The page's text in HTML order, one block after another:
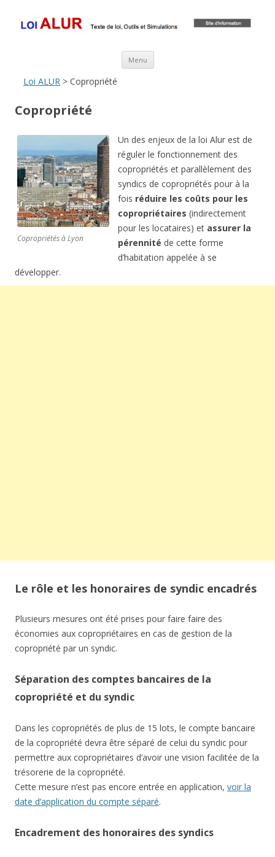
Loi ALUR
ALUR
Menu Aller au contenu principal
Loi ALUR > Copropriété
Copropriété
Copropriétés à Lyon
Un des enjeux de la loi Alur est de
réguler le fonctionnement des
copropriétés et parallèlement des
syndics de copropriétés pour à la
fois réduire les coûts pour les
copropriétaires (indirectement
pour les locataires) et assurer la
pérennité de cette forme
d’habitation appelée à se
développer.
Le rôle et les honoraires de syndic encadrés
Plusieurs mesures ont été prises pour faire faire des
économies aux copropriétaires en cas de gestion de la
copropriété par un syndic.
Séparation des comptes bancaires de la
copropriété et du syndic
Dans les copropriétés de plus de 15 lots, le compte bancaire
de la copropriété devra être séparé de celui du syndic pour
permettre aux copropriétaires d’avoir une vision facilitée de la
trésorerie de la copropriété.
Cette mesure n’est pas encore entrée en application, voir la
date d’application du compte séparé.
Encadrement des honoraires des syndics